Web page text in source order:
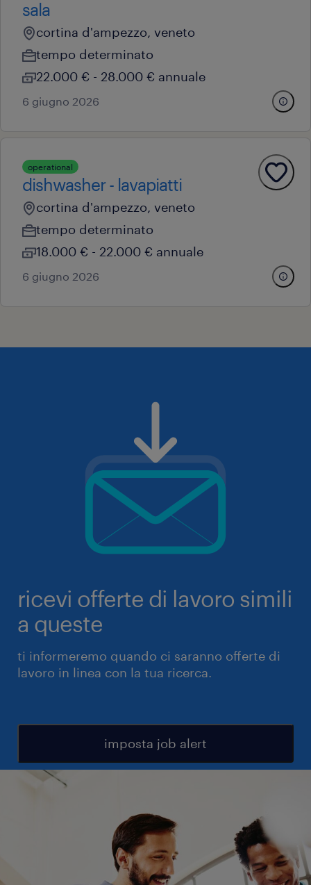
sala
cortina d'ampezzo, veneto
tempo determinato
22.000 € - 28.000 € annuale
6 giugno 2026
operational
dishwasher - lavapiatti
cortina d'ampezzo, veneto
tempo determinato
18.000 € - 22.000 € annuale
6 giugno 2026
ricevi offerte di lavoro simili
a queste
ti informeremo quando ci saranno offerte di
lavoro in linea con la tua ricerca.
imposta job alert